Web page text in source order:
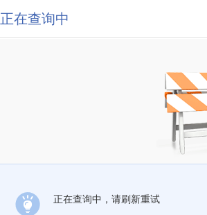
正在查询中
正在查询中，请刷新重试